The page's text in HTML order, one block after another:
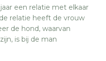
een relatie met elkaar
relatie heeft de vrouw
de hond, waarvan
is bij de man